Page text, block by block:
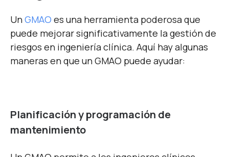
UnGMAO es una herramienta poderosa que
puede mejorar significativamente la gestión de
riesgos en ingeniería clínica. Aquí hay algunas
maneras en que un GMAO puede ayudar:
Planificación y programación de
mantenimiento